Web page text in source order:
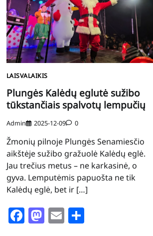
LAISVALAIKIS
Plungės Kalėdų eglutė sužibo
tūkstančiais spalvotų lempučių
Admin 2025-12-09 0
Žmonių pilnoje Plungės Senamiesčio
aikštėje sužibo gražuolė Kalėdų eglė.
Jau trečius metus – ne karkasinė, o
gyva. Lemputėmis papuošta ne tik
Kalėdų eglė, bet ir […]
Facebook
Mastodon
EmailShare